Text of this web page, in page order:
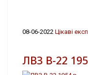
08-06-2022 Цікаві
ЛВЗ В-22